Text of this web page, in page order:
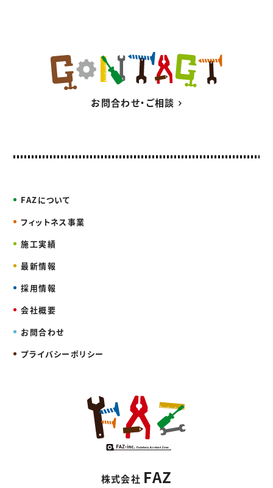
お問合わせ
プライバシーポリシー
大阪府大阪市東住吉区桑津1-33-2
お問合わせ・ご相談
FAZについて
フィットネス事業
施工実績
最新情報
採用情報
会社概要
お問合わせ
プライバシーポリシー
株式会社 FAZ